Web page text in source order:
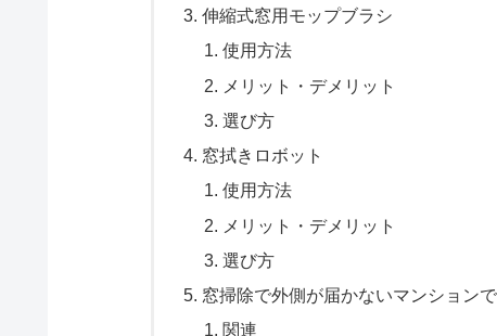
伸縮式窓用モップブラシ
使用方法
メリット・デメリット
選び方
窓拭きロボット
使用方法
メリット・デメリット
選び方
窓掃除で外側が届かないマンション
関連